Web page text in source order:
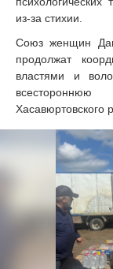
из‑за стихии.
Союз женщин
продолжат
властями и
всестороннюю
Хасавюртовского